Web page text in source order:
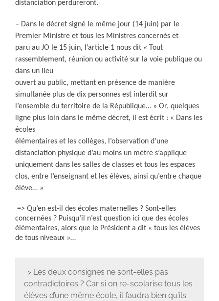
distanciation perdureront.
– Dans le décret signé le même jour (14 juin) par le
Premier Ministre et tous les Ministres concernés et
paru au JO le 15 juin, l’article 1 nous dit « Tout
rassemblement, réunion ou activité sur la voie publique ou
dans un lieu
ouvert au public, mettant en présence de manière
simultanée plus de dix personnes est interdit sur
l’ensemble du territoire de la République… » Or, quelques
ligne plus loin dans le même décret, il est écrit : « Dans les
écoles
élémentaires et les collèges, l’observation d’une
distanciation physique d’au moins un mètre s’applique
uniquement dans les salles de classes et tous les espaces
clos, entre l’enseignant et les élèves, ainsi qu’entre chaque
élève… »
=> Qu’en est-il des écoles maternelles ? Sont-elles
concernées ? Puisqu’il n’est question ici que des écoles
élémentaires, alors que le Président a dit « tous les élèves
de tous niveaux »…
=> Les deux consignes ne sont-elles pas
contradictoires ? Car si on re-scolarise tous les
élèves d’une même école, il faudra bien qu’ils